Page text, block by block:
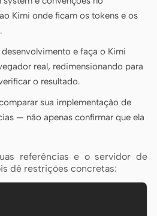
Kimi onde ficam os tokens e os
e faça o Kimi
real, redimensionando para
o resultado.
sua implementação de
— não apenas confirmar que ela
referências e o servidor de
dê restrições concretas: